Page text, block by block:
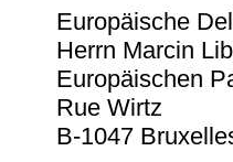
Europäische
Herrn Marcin
Europäischen
Rue Wirtz
B-1047